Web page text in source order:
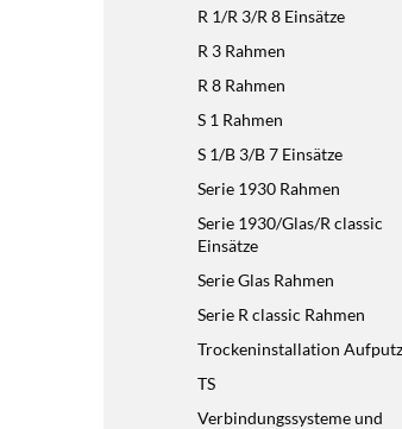
R 1/R 3/R 8 Einsätze
R 3 Rahmen
R 8 Rahmen
S 1 Rahmen
S 1/B 3/B 7 Einsätze
Serie 1930 Rahmen
Serie 1930/Glas/R classic
Einsätze
Serie Glas Rahmen
Serie R classic Rahmen
Trockeninstallation Aufputz
TS
Verbindungssysteme und